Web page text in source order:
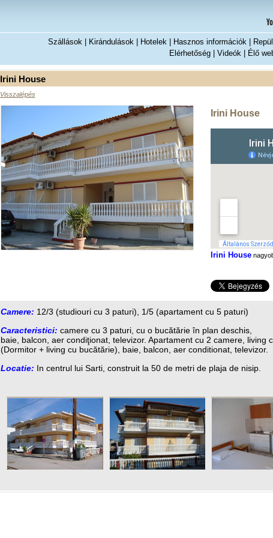
Szállások| Kirándulások| Hotelek| Hasznos információk|
Elérhetőség| Videók| Élő
Irini House
Visszalépés
Irini House
Irini House
Camere: 12/3 (studiouri cu 3 paturi), 1/5 (apartament cu 5 paturi)
Caracteristici: camere cu 3 paturi, cu o bucătărie în plan deschis,
baie, balcon, aer condiţionat, televizor. Apartament cu 2 camere, living
(Dormitor + living cu bucătărie), baie, balcon, aer conditionat, televizor.
Locatie: In centrul lui Sarti, construit la 50 de metri de plaja de nisip.